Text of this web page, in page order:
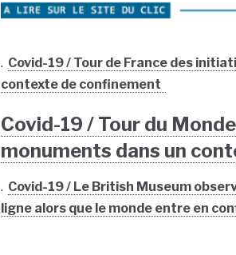
. Covid-19 / Tour de France des
contexte de confinement
Covid-19 / Tour du
monuments dans un
. Covid-19 / Le British Museum
ligne alors que le monde entre en